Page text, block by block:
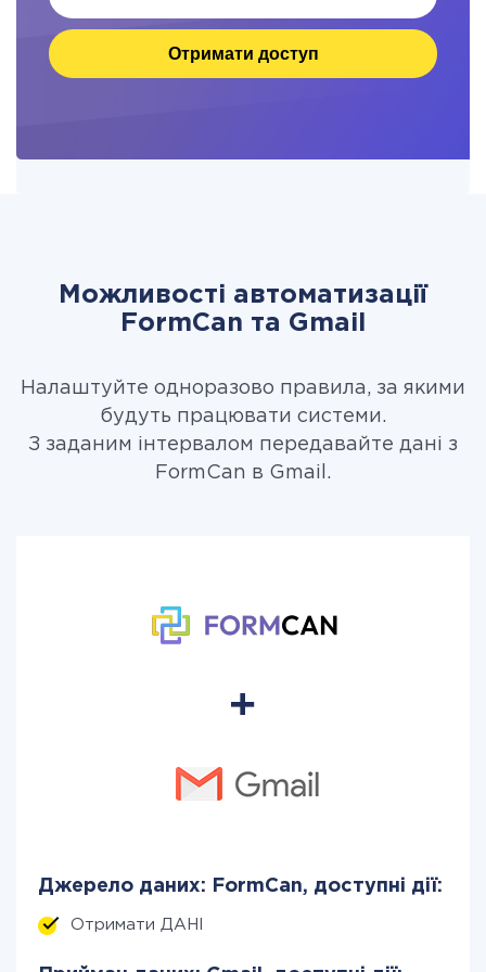
Отримати доступ
Можливості автоматизації
FormCan та Gmail
Налаштуйте одноразово правила, за якими
будуть працювати системи.
З заданим інтервалом передавайте дані з
FormCan в Gmail.
Джерело даних: FormCan, доступні дії:
Отримати ДАНІ